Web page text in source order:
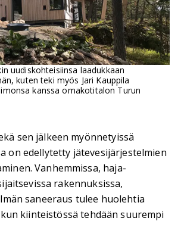
uudiskohteisiinsa laadukkaan
kuten teki myös Jari Kauppila
kanssa omakotitalon Turun
sen jälkeen myönnetyissä
on edellytetty jätevesijärjestelmien
Vanhemmissa, haja-
rakennuksissa,
saneeraus tulee huolehtia
kiinteistössä tehdään suurempi